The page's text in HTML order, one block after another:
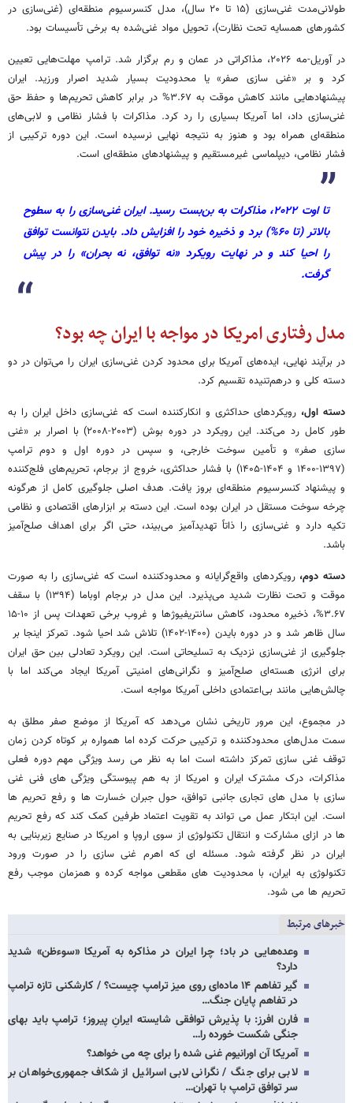
طولانی‌مدت غنی‌سازی (۱۵ تا ۲۰ سال)، مدل کنسرسیوم منطقه‌ای (غنی‌سازی در
کشورهای همسایه تحت نظارت)، تحویل مواد غنی‌شده به برخی تأسیسات بود.
در آوریل-مه ۲۰۲۶، مذاکراتی در عمان و رم برگزار شد. ترامپ مهلت‌هایی تعیین
کرد و بر «غنی سازی صفر» یا محدودیت بسیار شدید اصرار ورزید. ایران
پیشنهادهایی مانند کاهش موقت به ۳.۶۷% در برابر کاهش تحریم‌ها و حفظ حق
غنی‌سازی داد، اما آمریکا بسیاری را رد کرد. مذاکرات با فشار نظامی و لابی‌های
منطقه‌ای همراه بود و هنوز به نتیجه نهایی نرسیده است. این دوره ترکیبی از
فشار نظامی، دیپلماسی غیرمستقیم و پیشنهادهای منطقه‌ای است.
تا اوت ۲۰۲۲، مذاکرات به بن‌بست رسید. ایران غنی‌سازی را به سطوح
بالاتر (تا ۶۰%) برد و ذخیره خود را افزایش داد. بایدن نتوانست توافق
را احیا کند و در نهایت رویکرد «نه توافق، نه بحران» را در پیش
گرفت.
مدل رفتاری امریکا در مواجه با ایران چه بود؟
در برآیند نهایی، ایده‌های آمریکا برای محدود کردن غنی‌سازی ایران را می‌توان در دو
دسته کلی و درهم‌تنیده تقسیم کرد.
دسته اول، رویکردهای حداکثری و انکارکننده است که غنی‌سازی داخل ایران را به
طور کامل رد می‌کند. این رویکرد در دوره بوش (۲۰۰۳-۲۰۰۸) با اصرار بر «غنی
سازی صفر» و تأمین سوخت خارجی، و سپس در دوره اول و دوم ترامپ
(۱۳۹۷-۱۴۰۰ و ۱۴۰۴-۱۴۰۵) با فشار حداکثری، خروج از برجام، تحریم‌های فلج‌کننده
و پیشنهاد کنسرسیوم منطقه‌ای بروز یافت. هدف اصلی جلوگیری کامل از هرگونه
چرخه سوخت مستقل در ایران بوده است. این دسته بر ابزارهای اقتصادی و نظامی
تکیه دارد و غنی‌سازی را ذاتاً تهدیدآمیز می‌بیند، حتی اگر برای اهداف صلح‌آمیز
باشد.
دسته دوم،رویکردهای واقع‌گرایانه و محدودکننده است که غنی‌سازی را به صورت
موقت و تحت نظارت شدید می‌پذیرد. این مدل در برجام اوباما (۱۳۹۴) با سقف
۳.۶۷%، ذخیره محدود، کاهش سانتریفیوژها و غروب برخی تعهدات پس از ۱۰-۱۵
سال ظاهر شد و در دوره بایدن (۱۴۰۰-۱۴۰۲) تلاش شد احیا شود. تمرکز اینجا بر
جلوگیری از غنی‌سازی نزدیک به تسلیحاتی است. این رویکرد تعادلی بین حق ایران
برای انرژی هسته‌ای صلح‌آمیز و نگرانی‌های امنیتی آمریکا ایجاد می‌کند اما با
چالش‌هایی مانند بی‌اعتمادی داخلی آمریکا مواجه است.
در مجموع، این مرور تاریخی نشان می‌دهد که آمریکا از موضع صفر مطلق به
سمت مدل‌های محدودکننده و ترکیبی حرکت کرده اما همواره بر کوتاه کردن زمان
توقف غنی سازی تمرکز داشته است اما به نظر می رسد ویژگی مهم دوره فعلی
مذاکرات، درک مشترک ایران و امریکا از به هم پیوستگی ویژگی های فنی غنی
سازی با مدل های تجاری جانبی توافق، حول جبران خسارت ها و رفع تحریم ها
است. این ابتکار عمل می تواند به تقویت اعتماد طرفین کمک کند که رفع تحریم
ها در ازای مشارکت و انتقال تکنولوژی از سوی اروپا و امریکا در صنایع زیربنایی به
ایران در نظر گرفته شود. مسئله ای که اهرم غنی سازی را در صورت ورود
تکنولوژی به ایران، با محدودیت های مقطعی مواجه کرده و همزمان موجب رفع
تحریم ها می شود.
خبرهای مرتبط
وعده‌هایی در باد؛ چرا ایران در مذاکره به آمریکا «سوءظن» شدید
دارد؟
گیر تفاهم ۱۴ ماده‌ای روی میز ترامپ چیست؟ / کارشکنی تازه ترامپ
در تفاهم پایان جنگ…
فارن افرز: با پذیرش توافقی شایسته ایرانِ پیروز؛ ترامپ باید بهای
جنگی شکست خورده را…
آمریکا آن اورانیوم غنی شده را برای چه می خواهد؟
لابی برای جنگ / نگرانی لابی اسرائیل از شکاف جمهوری‌خواهان بر
سر توافق ترامپ با تهران…